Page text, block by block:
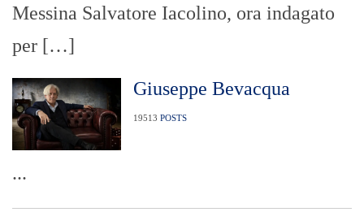
Messina Salvatore Iacolino, ora indagato
per […]
Giuseppe Bevacqua
19513 POSTS
...